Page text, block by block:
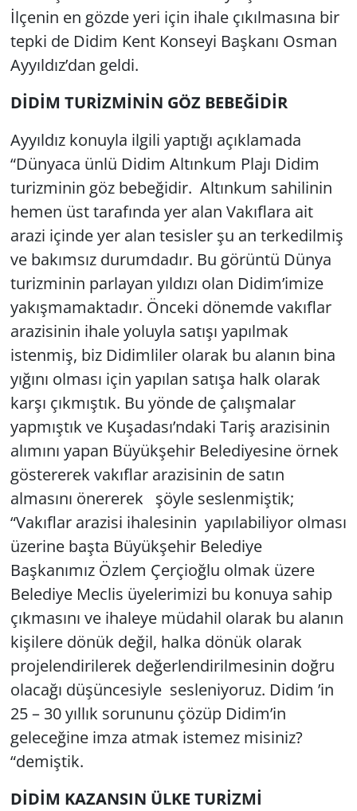
İlçenin en gözde yeri için ihale çıkılmasına bir
tepki de Didim Kent Konseyi Başkanı Osman
Ayyıldız’dan geldi.
DİDİM TURİZMİNİN GÖZ BEBEĞİDİR
Ayyıldız konuyla ilgili yaptığı açıklamada
“Dünyaca ünlü Didim Altınkum Plajı Didim
turizminin göz bebeğidir. Altınkum sahilinin
hemen üst tarafında yer alan Vakıflara ait
arazi içinde yer alan tesisler şu an terkedilmiş
ve bakımsız durumdadır. Bu görüntü Dünya
turizminin parlayan yıldızı olan Didim’imize
yakışmamaktadır. Önceki dönemde vakıflar
arazisinin ihale yoluyla satışı yapılmak
istenmiş, biz Didimliler olarak bu alanın bina
yığını olması için yapılan satışa halk olarak
karşı çıkmıştık. Bu yönde de çalışmalar
yapmıştık ve Kuşadası’ndaki Tariş arazisinin
alımını yapan Büyükşehir Belediyesine örnek
göstererek vakıflar arazisinin de satın
almasını önererek şöyle seslenmiştik;
“Vakıflar arazisi ihalesinin yapılabiliyor olması
üzerine başta Büyükşehir Belediye
Başkanımız Özlem Çerçioğlu olmak üzere
Belediye Meclis üyelerimizi bu konuya sahip
çıkmasını ve ihaleye müdahil olarak bu alanın
kişilere dönük değil, halka dönük olarak
projelendirilerek değerlendirilmesinin doğru
olacağı düşüncesiyle sesleniyoruz. Didim ’in
25 – 30 yıllık sorununu çözüp Didim’in
geleceğine imza atmak istemez misiniz?
“demiştik.
DİDİM KAZANSIN ÜLKE TURİZMİ